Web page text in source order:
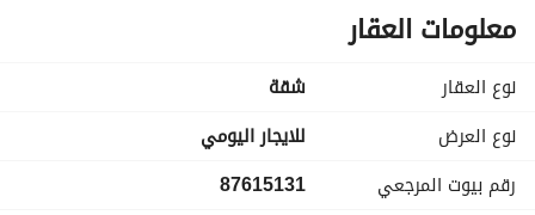
رقم التصريح 50007048
معلومات العقار
نوع العقار
شقة
نوع العرض
للايجار اليومي
رقم بيوت المرجعي
87615131